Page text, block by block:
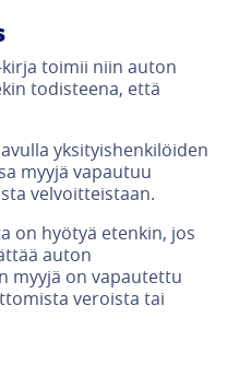
toimii niin auton
todisteena, että
yksityishenkilöiden
myyjä vapautuu
velvoitteistaan.
on hyötyä etenkin, jos
auton
myyjä on vapautettu
veroista tai